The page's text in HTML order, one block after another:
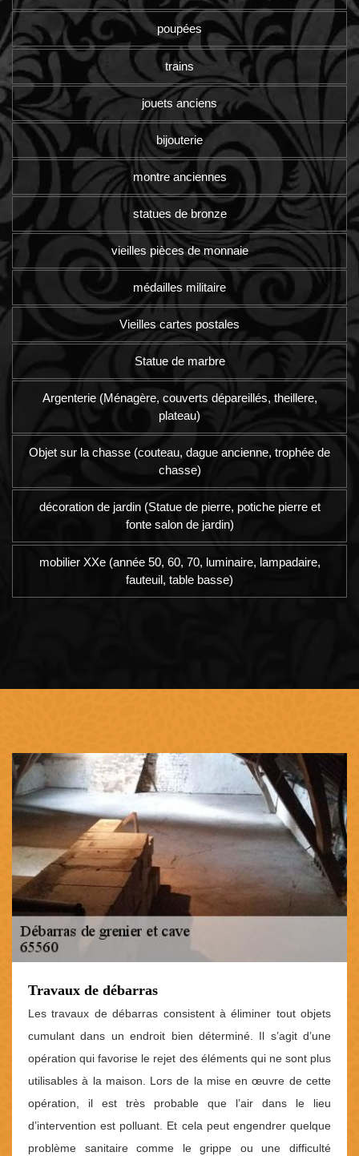
poupées
trains
jouets anciens
bijouterie
montre anciennes
statues de bronze
vieilles pièces de monnaie
médailles militaire
Vieilles cartes postales
Statue de marbre
Argenterie (Ménagère, couverts dépareillés, theillere,
plateau)
Objet sur la chasse (couteau, dague ancienne, trophée de
chasse)
décoration de jardin (Statue de pierre, potiche pierre et
fonte salon de jardin)
mobilier XXe (année 50, 60, 70, luminaire, lampadaire,
fauteuil, table basse)
Travaux de débarras
Les travaux de débarras consistent à éliminer tout objets
cumulant dans un endroit bien déterminé. Il s’agit d’une
opération qui favorise le rejet des éléments qui ne sont plus
utilisables à la maison. Lors de la mise en œuvre de cette
opération, il est très probable que l’air dans le lieu
d’intervention est polluant. Et cela peut engendrer quelque
problème sanitaire comme le grippe ou une difficulté